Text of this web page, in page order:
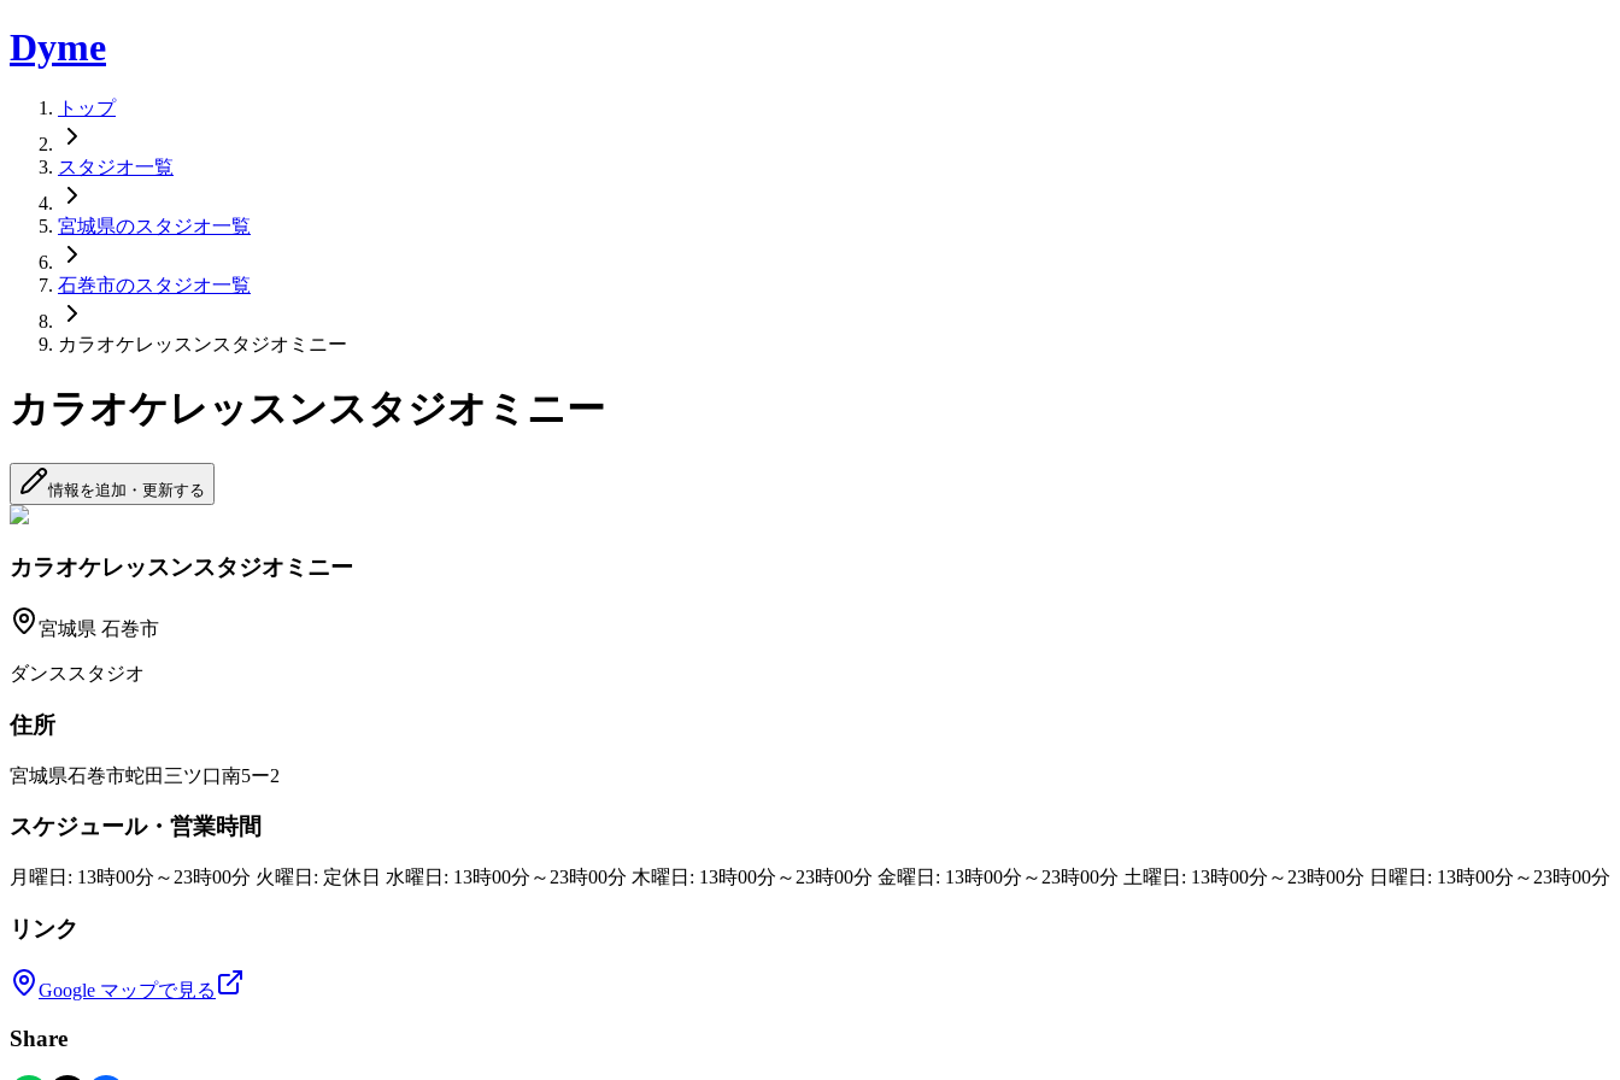
Dyme
トップ
スタジオ一覧
宮城県のスタジオ一覧
石巻市のスタジオ一覧
カラオケレッスンスタジオミニー
カラオケレッスンスタジオミニー
情報を追加・更新する
カラオケレッスンスタジオミニー
宮城県 石巻市
ダンススタジオ
住所
宮城県石巻市蛇田三ツ口南5ー2
スケジュール・営業時間
月曜日: 13時00分～23時00分 火曜日: 定休日 水曜日: 13時00分～23時00分 木曜日: 13時00分～23時00分 金曜日: 13時00分～23時00分 土曜日: 13時00分～23時00分 日曜日: 13時00分～23時00分
リンク
Google マップで見る
Share